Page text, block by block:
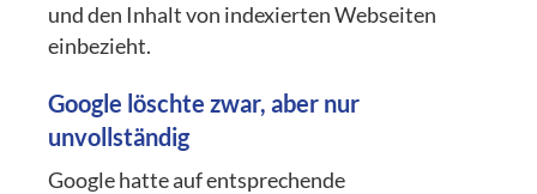
und den Inhalt von indexierten Webseiten
einbezieht.
Google löschte zwar, aber nur
unvollständig
Google hatte auf entsprechende